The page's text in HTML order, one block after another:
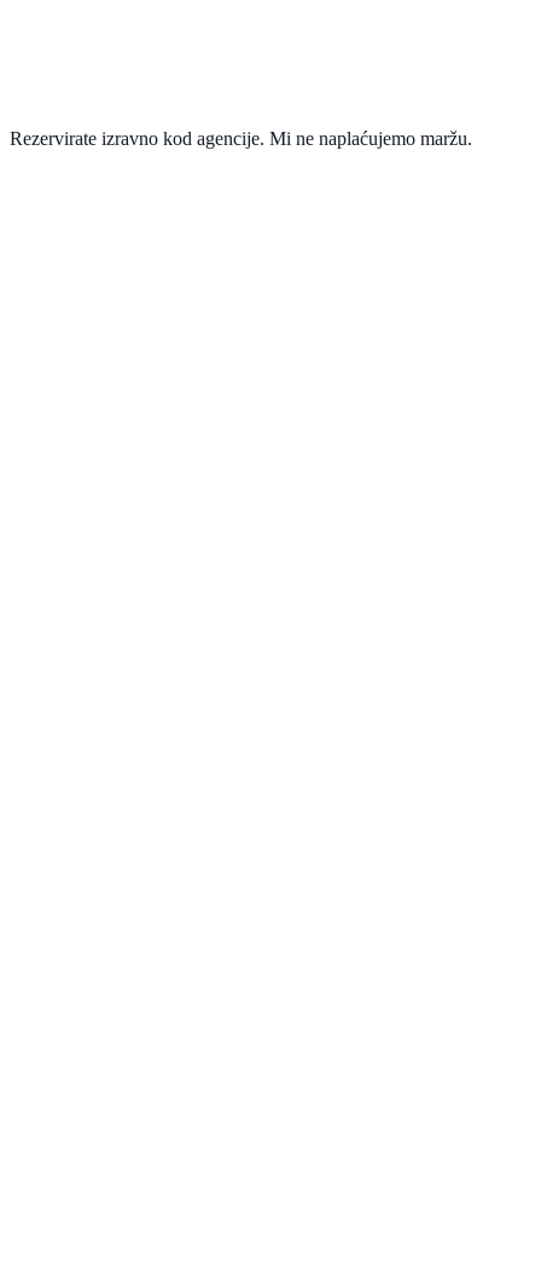
Rezervirate izravno kod agencije. Mi ne naplaćujemo maržu.